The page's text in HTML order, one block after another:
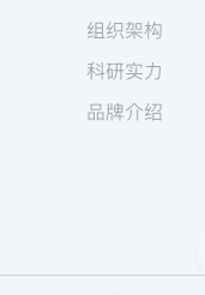
组织架构
科研实力
品牌介绍